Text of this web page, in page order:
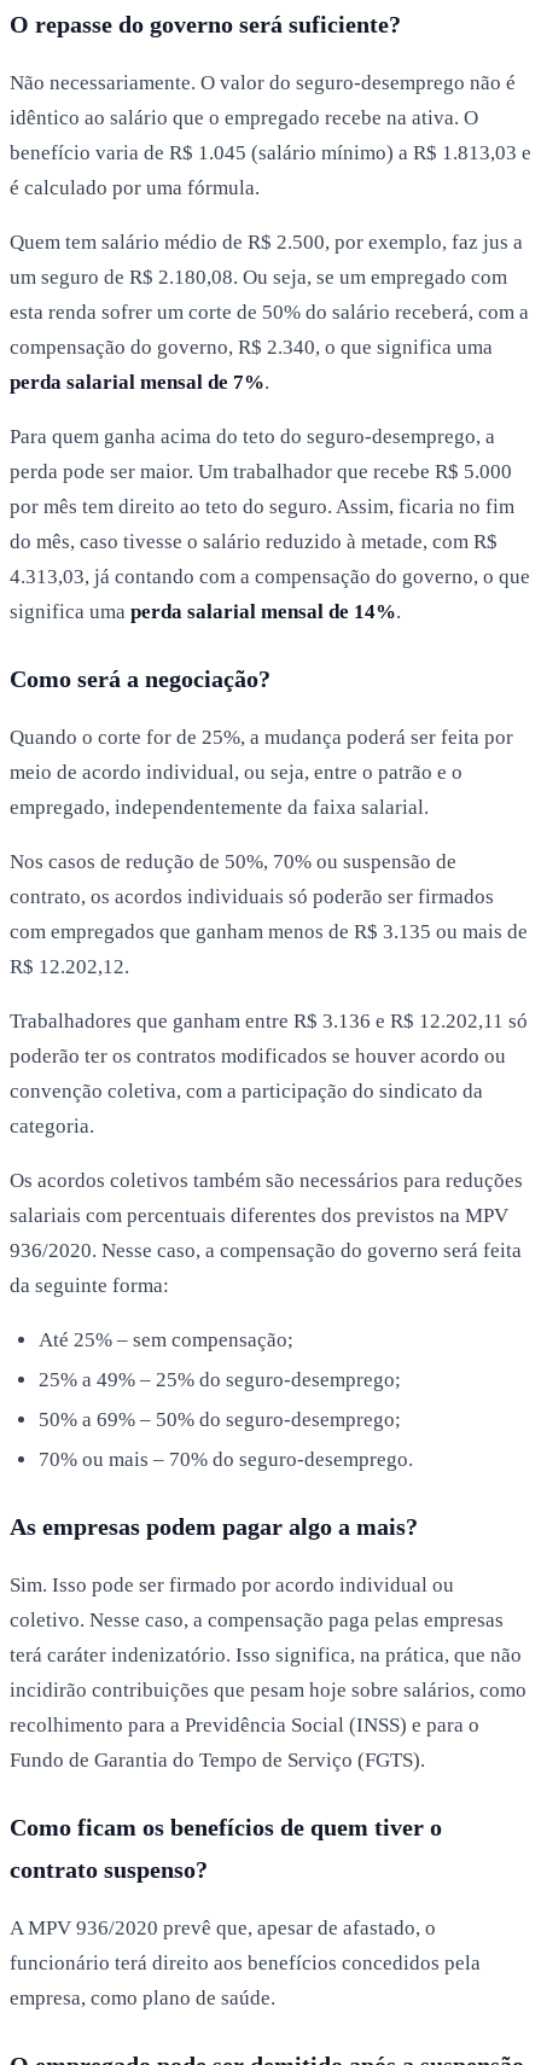
O repasse do governo será suficiente?
Não necessariamente. O valor do seguro-desemprego não é
idêntico ao salário que o empregado recebe na ativa. O
benefício varia de R$ 1.045 (salário mínimo) a R$ 1.813,03 e
é calculado por uma fórmula.
Quem tem salário médio de R$ 2.500, por exemplo, faz jus a
um seguro de R$ 2.180,08. Ou seja, se um empregado com
esta renda sofrer um corte de 50% do salário receberá, com a
compensação do governo, R$ 2.340, o que significa uma
perda salarial mensal de 7%.
Para quem ganha acima do teto do seguro-desemprego, a
perda pode ser maior. Um trabalhador que recebe R$ 5.000
por mês tem direito ao teto do seguro. Assim, ficaria no fim
do mês, caso tivesse o salário reduzido à metade, com R$
4.313,03, já contando com a compensação do governo, o que
significa uma perda salarial mensal de 14%.
Como será a negociação?
Quando o corte for de 25%, a mudança poderá ser feita por
meio de acordo individual, ou seja, entre o patrão e o
empregado, independentemente da faixa salarial.
Nos casos de redução de 50%, 70% ou suspensão de
contrato, os acordos individuais só poderão ser firmados
com empregados que ganham menos de R$ 3.135 ou mais de
R$ 12.202,12.
Trabalhadores que ganham entre R$ 3.136 e R$ 12.202,11 só
poderão ter os contratos modificados se houver acordo ou
convenção coletiva, com a participação do sindicato da
categoria.
Os acordos coletivos também são necessários para reduções
salariais com percentuais diferentes dos previstos na MPV
936/2020. Nesse caso, a compensação do governo será feita
da seguinte forma:
Até 25% – sem compensação;
25% a 49% – 25% do seguro-desemprego;
50% a 69% – 50% do seguro-desemprego;
70% ou mais – 70% do seguro-desemprego.
As empresas podem pagar algo a mais?
Sim. Isso pode ser firmado por acordo individual ou
coletivo. Nesse caso, a compensação paga pelas empresas
terá caráter indenizatório. Isso significa, na prática, que não
incidirão contribuições que pesam hoje sobre salários, como
recolhimento para a Previdência Social (INSS) e para o
Fundo de Garantia do Tempo de Serviço (FGTS).
Como ficam os benefícios de quem tiver o
contrato suspenso?
A MPV 936/2020 prevê que, apesar de afastado, o
funcionário terá direito aos benefícios concedidos pela
empresa, como plano de saúde.